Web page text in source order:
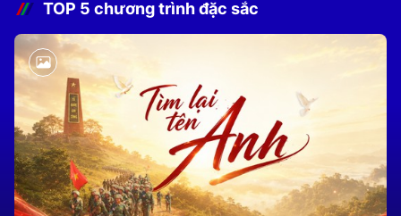
TOP 5 chương trình đặc sắc